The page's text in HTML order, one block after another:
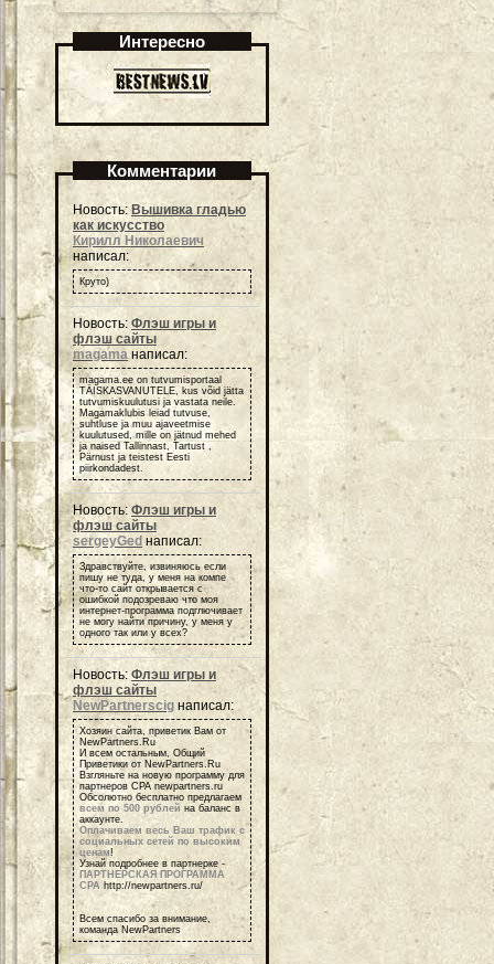
Интересно
Комментарии
Новость: Вышивка гладью
как искусство
Кирилл Николаевич
написал:
Круто)
Новость: Флэш игры и
флэш сайты
magama написал:
magama.ee on tutvumisportaal
TÄISKASVANUTELE, kus võid jätta
tutvumiskuulutusi ja vastata neile.
Magamaklubis leiad tutvuse,
suhtluse ja muu ajaveetmise
kuulutused, mille on jätnud mehed
ja naised Tallinnast, Tartust ,
Pärnust ja teistest Eesti
piirkondadest.
Новость: Флэш игры и
флэш сайты
sergeyGed написал:
Здравствуйте, извиняюсь если
пишу не туда, у меня на компе
что-то сайт открывается с
ошибкой подозреваю что моя
интернет-программа подглючивает
не могу найти причину, у меня у
одного так или у всех?
Новость: Флэш игры и
флэш сайты
NewPartnerscig написал:
Хозяин сайта, приветик Вам от
NewPartners.Ru
И всем остальным, Общий
Приветики от NewPartners.Ru
Взгляньте на новую программу для
партнеров СРА newpartners.ru
Обсолютно бесплатно предлагаем
всем по 500 рублей на баланс в
аккаунте.
Оплачиваем весь Ваш трафик с
социальных сетей по высоким
ценам!
Узнай подробнее в партнерке -
ПАРТНЕРСКАЯ ПРОГРАММА
СРА http://newpartners.ru/
Всем спасибо за внимание,
команда NewPartners